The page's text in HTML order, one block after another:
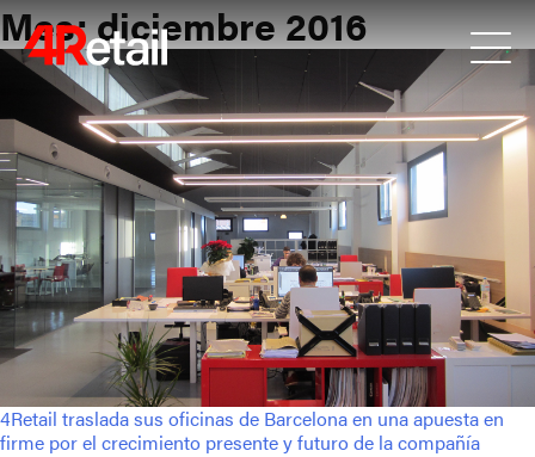
Mes:diciembre 2016
4Retail traslada sus oficinas de Barcelona en una apuesta en
firme por el crecimiento presente y futuro de la compañía